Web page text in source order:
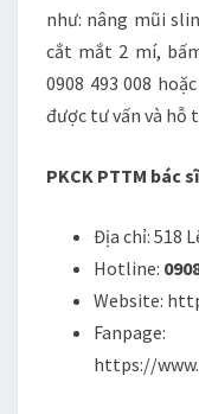
như: nâng mũi
cắt mắt 2 mí,
0908 493 008
được tư vấn và hỗ
PKCK PTTM bác
Địa chỉ: 518
Hotline:
Website:
Fanpage:
https://